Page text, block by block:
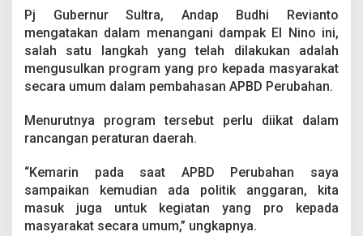
Pj Gubernur Sultra, Andap Budhi Revianto
mengatakan dalam menangani dampak El Nino ini,
salah satu langkah yang telah dilakukan adalah
mengusulkan program yang pro kepada masyarakat
secara umum dalam pembahasan APBD Perubahan.
Menurutnya program tersebut perlu diikat dalam
rancangan peraturan daerah.
“Kemarin pada saat APBD Perubahan saya
sampaikan kemudian ada politik anggaran, kita
masuk juga untuk kegiatan yang pro kepada
masyarakat secara umum,” ungkapnya.